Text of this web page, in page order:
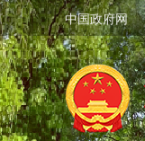
中国政府网